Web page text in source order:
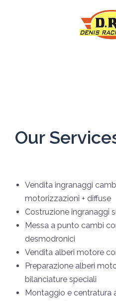
Our
Vendita ingranaggi
motorizzazioni + diffuse
Costruzione ingranaggi
Messa a punto cambi
desmodronici
Vendita alberi motore
Preparazione alberi
bilanciature speciali
Montaggio e centratura